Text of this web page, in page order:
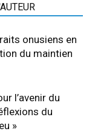
onusiens en
du maintien
l’avenir du
du
»